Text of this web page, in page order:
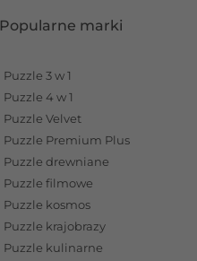
Popularne marki
Puzzle 3 w 1
Puzzle 4 w 1
Puzzle Velvet
Puzzle Premium Plus
Puzzle drewniane
Puzzle filmowe
Puzzle kosmos
Puzzle krajobrazy
Puzzle kulinarne